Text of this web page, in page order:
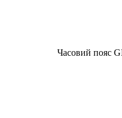
Часовий пояс